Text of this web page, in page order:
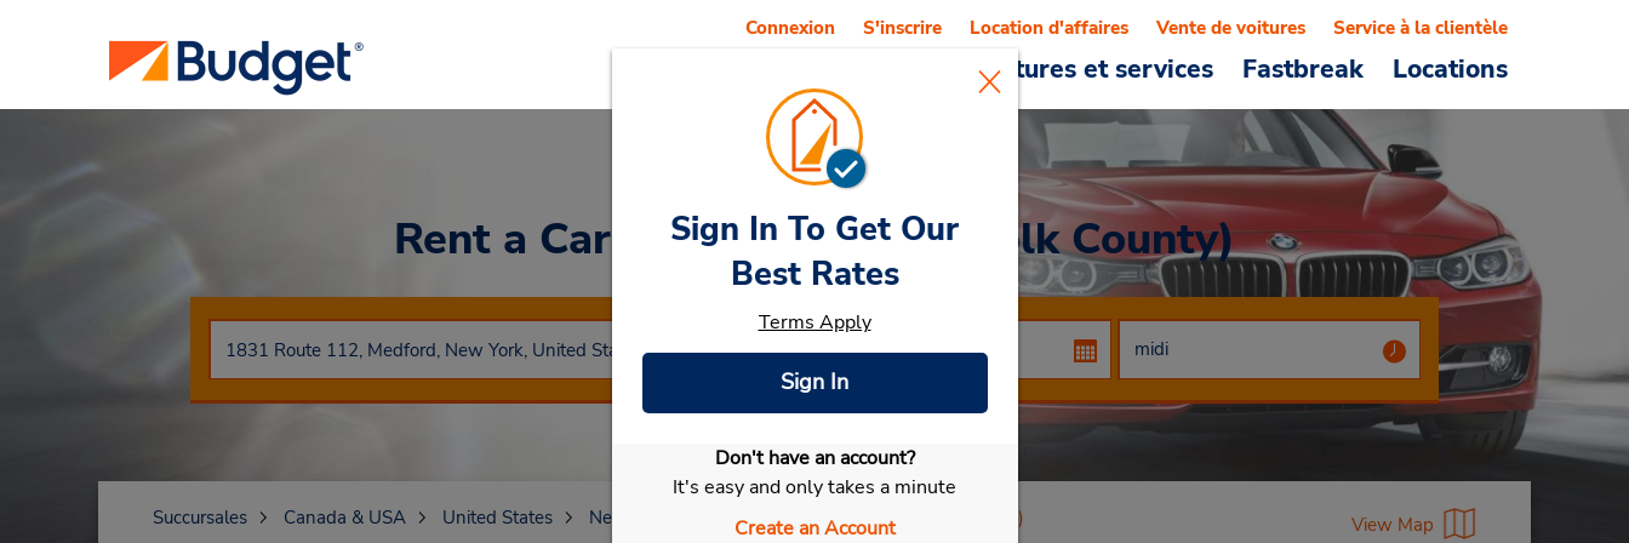
Voitures et services Fastbreak Locations
Connexion S'inscrire Location d'affaires Vente de voitures Service à la clientèle
Rent a Car at Medford (Souffolk County)
Sélectionner ma voiture
Sign In To Get Our
Best Rates
Terms Apply
Sign In
Don't have an account?
It's easy and only takes a minute
Create an Account
Succursales Canada & USA United States New York Medford Medford (Souffolk County) View Map